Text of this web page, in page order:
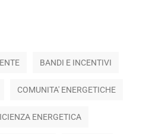
BANDI E INCENTIVI
COMUNITA' ENERGETICHE
ENERGETICA